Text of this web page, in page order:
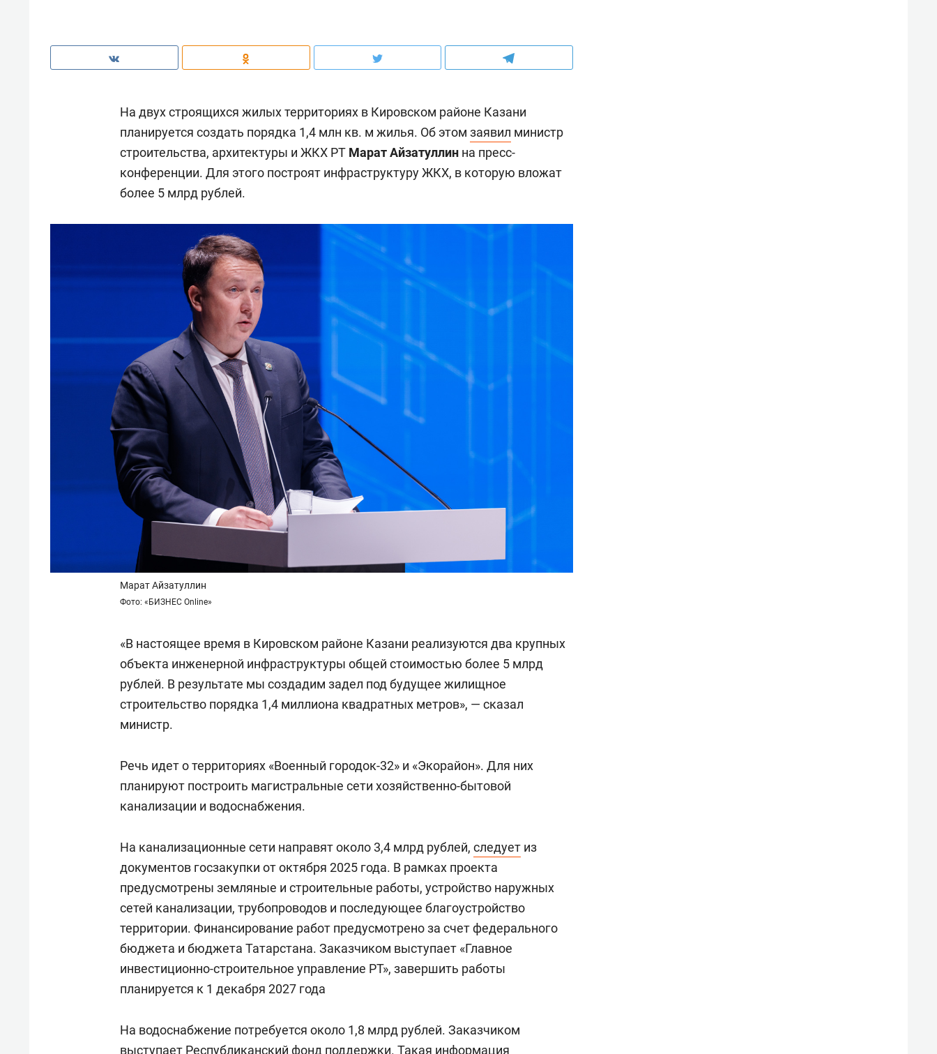
На двух строящихся жилых территориях в Кировском районе Казани
планируется создать порядка 1,4 млн кв. м жилья. Об этом заявил министр
строительства, архитектуры и ЖКХ РТ Марат Айзатуллин на пресс-
конференции. Для этого построят инфраструктуру ЖКХ, в которую вложат
более 5 млрд рублей.
Марат Айзатуллин
Фото: «БИЗНЕС Online»
«В настоящее время в Кировском районе Казани реализуются два крупных
объекта инженерной инфраструктуры общей стоимостью более 5 млрд
рублей. В результате мы создадим задел под будущее жилищное
строительство порядка 1,4 миллиона квадратных метров», — сказал
министр.
Речь идет о территориях «Военный городок-32» и «Экорайон». Для них
планируют построить магистральные сети хозяйственно-бытовой
канализации и водоснабжения.
На канализационные сети направят около 3,4 млрд рублей, следует из
документов госзакупки от октября 2025 года. В рамках проекта
предусмотрены земляные и строительные работы, устройство наружных
сетей канализации, трубопроводов и последующее благоустройство
территории. Финансирование работ предусмотрено за счет федерального
бюджета и бюджета Татарстана. Заказчиком выступает «Главное
инвестиционно-строительное управление РТ», завершить работы
планируется к 1 декабря 2027 года
На водоснабжение потребуется около 1,8 млрд рублей. Заказчиком
выступает Республиканский фонд поддержки. Такая информация